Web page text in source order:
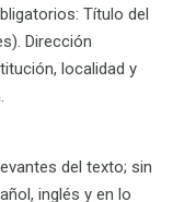
Título del
Dirección
localidad y
del texto; sin
inglés y en lo